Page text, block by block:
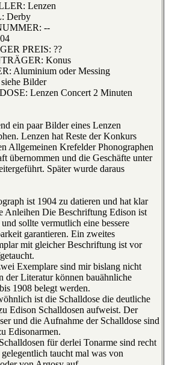
Lenzen
Derby
--
PREIS: ??
Konus
Aluminium oder Messing
Bilder
Lenzen Concert 2 Minuten
ein paar Bilder eines Lenzen
Lenzen hat Reste der Konkurs
Allgemeinen Krefelder Phonographen
übernommen und die Geschäfte unter
Später wurde daraus
ist 1904 zu datieren und hat klar
Anleihen Die Beschriftung Edison ist
sollte vermutlich eine bessere
garantieren. Ein zweites
mit gleicher Beschriftung ist vor
Exemplare sind mir bislang nicht
der Literatur können bauähnliche
1908 belegt werden.
ist die Schalldose die deutliche
Edison Schalldosen aufweist. Der
und die Aufnahme der Schalldose sind
Edisonarmen.
für derlei Tonarme sind recht
taucht mal was von